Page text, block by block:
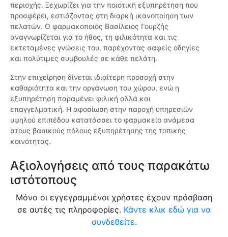
περιοχής. Ξεχωρίζει για την ποιοτική εξυπηρέτηση που
προσφέρει, εστιάζοντας στη διαρκή ικανοποίηση των
πελατών. Ο φαρμακοποιός Βασίλειος Γουρζής
αναγνωρίζεται για το ήθος, τη φιλικότητα και τις
εκτεταμένες γνώσεις του, παρέχοντας σαφείς οδηγίες
και πολύτιμες συμβουλές σε κάθε πελάτη.
Στην επιχείρηση δίνεται ιδιαίτερη προσοχή στην
καθαριότητα και την οργάνωση του χώρου, ενώ η
εξυπηρέτηση παραμένει φιλική αλλά και
επαγγελματική. Η αφοσίωση στην παροχή υπηρεσιών
υψηλού επιπέδου κατατάσσει το φαρμακείο ανάμεσα
στους βασικούς πόλους εξυπηρέτησης της τοπικής
κοινότητας.
Αξιολογήσεις από τους παρακάτω
ιστότοπους
Μόνο οι εγγεγραμμένοι χρήστες έχουν πρόσβαση
σε αυτές τις πληροφορίες. Κάντε κλικ εδώ για να
συνδεθείτε.